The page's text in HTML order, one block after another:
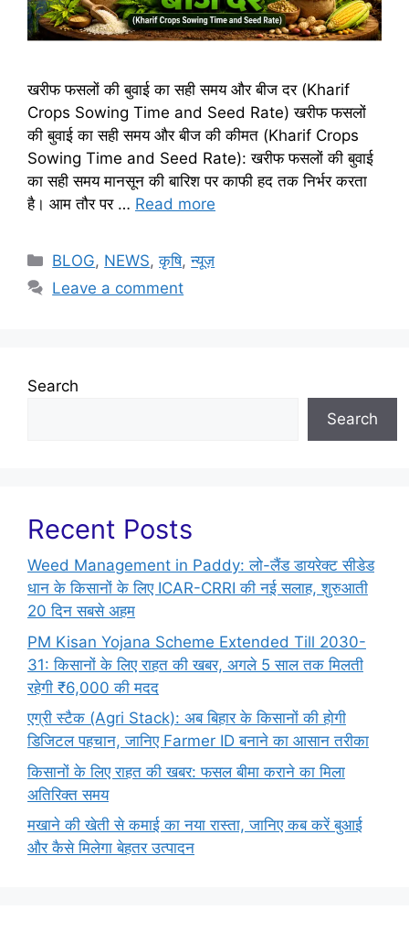
खरीफ फसलों की बुवाई का सही समय और बीज दर (Kharif
Crops Sowing Time and Seed Rate) खरीफ फसलों
की बुवाई का सही समय और बीज की कीमत (Kharif Crops
Sowing Time and Seed Rate): खरीफ फसलों की बुवाई
का सही समय मानसून की बारिश पर काफी हद तक निर्भर करता
है। आम तौर पर … Read more
BLOG, NEWS,कृषि,न्यूज़
Leave a comment
Search
Search
Recent Posts
Weed Management in Paddy: लो-लैंड डायरेक्ट सीडेड
धान के किसानों के लिए ICAR-CRRI की नई सलाह, शुरुआती
20 दिन सबसे अहम
PM Kisan Yojana Scheme Extended Till 2030-
31: किसानों के लिए राहत की खबर, अगले 5 साल तक मिलती
रहेगी ₹6,000 की मदद
एग्री स्टैक (Agri Stack): अब बिहार के किसानों की होगी
डिजिटल पहचान, जानिए Farmer ID बनाने का आसान तरीका
किसानों के लिए राहत की खबर: फसल बीमा कराने का मिला
अतिरिक्त समय
मखाने की खेती से कमाई का नया रास्ता, जानिए कब करें बुआई
और कैसे मिलेगा बेहतर उत्पादन